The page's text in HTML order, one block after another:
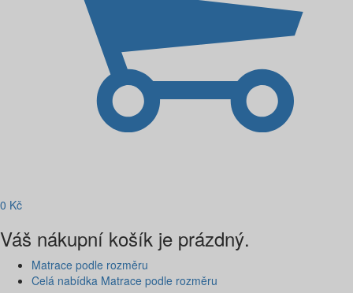
0 Kč
Váš nákupní košík je prázdný.
Matrace podle rozměru
Celá nabídka Matrace podle rozměru